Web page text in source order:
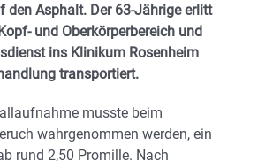
den Asphalt. Der 63-Jährige erlitt
und Oberkörperbereich und
ins Klinikum Rosenheim
transportiert.
musste beim
wahrgenommen werden, ein
rund 2,50 Promille. Nach